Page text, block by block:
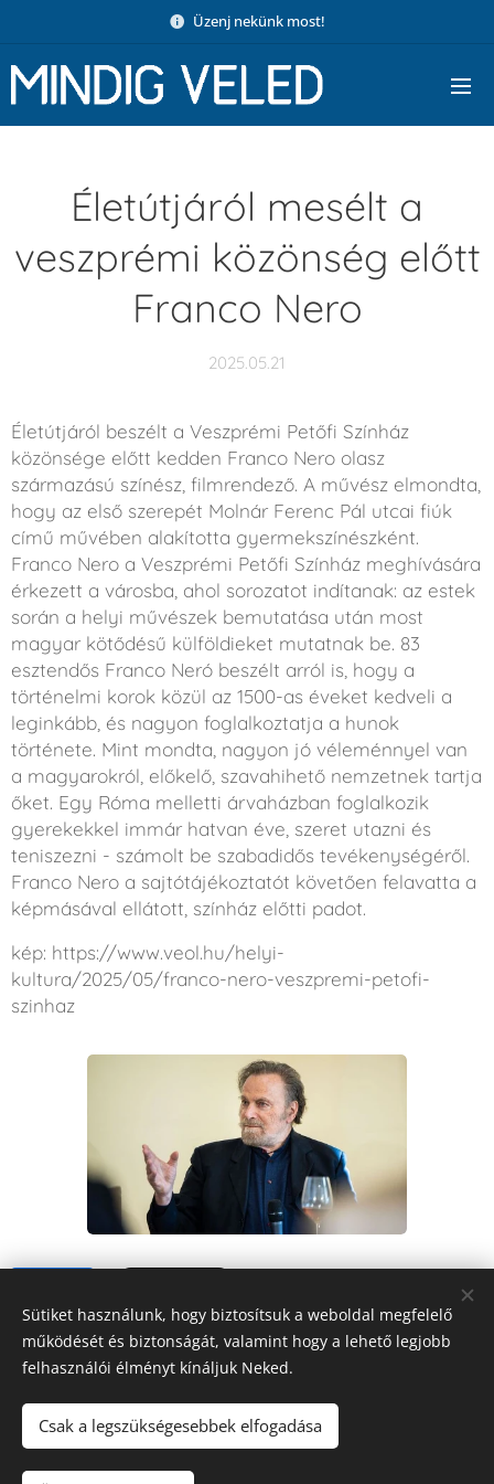
Üzenj nekünk most!
Életútjáról mesélt a
veszprémi közönség előtt
Franco Nero
2025.05.21
Életútjáról beszélt a Veszprémi Petőfi Színház
közönsége előtt kedden Franco Nero olasz
származású színész, filmrendező. A művész elmondta,
hogy az első szerepét Molnár Ferenc Pál utcai fiúk
című művében alakította gyermekszínészként.
Franco Nero a Veszprémi Petőfi Színház meghívására
érkezett a városba, ahol sorozatot indítanak: az estek
során a helyi művészek bemutatása után most
magyar kötődésű külföldieket mutatnak be. 83
esztendős Franco Neró beszélt arról is, hogy a
történelmi korok közül az 1500-as éveket kedveli a
leginkább, és nagyon foglalkoztatja a hunok
története. Mint mondta, nagyon jó véleménnyel van
a magyarokról, előkelő, szavahihető nemzetnek tartja
őket. Egy Róma melletti árvaházban foglalkozik
gyerekekkel immár hatvan éve, szeret utazni és
teniszezni - számolt be szabadidős tevékenységéről.
Franco Nero a sajtótájékoztatót követően felavatta a
képmásával ellátott, színház előtti padot.
kép: https://www.veol.hu/helyi-
kultura/2025/05/franco-nero-veszpremi-petofi-
szinhaz
FORRÁSRÁDIÓ
Sütiket használunk, hogy biztosítsuk a weboldal megfelelő
működését és biztonságát, valamint hogy a lehető legjobb
felhasználói élményt kínáljuk Neked.
Csak a legszükségesebbek elfogadása